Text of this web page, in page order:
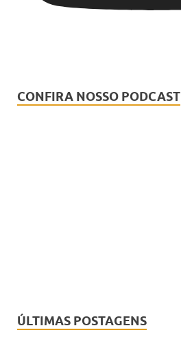
CONFIRA NOSSO PODCAST
ÚLTIMAS POSTAGENS